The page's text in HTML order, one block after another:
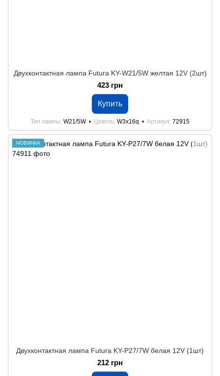
Двухконтактная лампа Futura KY-W21/5W желтая 12V (2шт)
423 грн
Купить
Тип лампы W21/5W Цоколь W3x16q Артикул 72915
НОВИНКА
Двухконтактная лампа Futura KY-P27/7W белая 12V (1шт)
212 грн